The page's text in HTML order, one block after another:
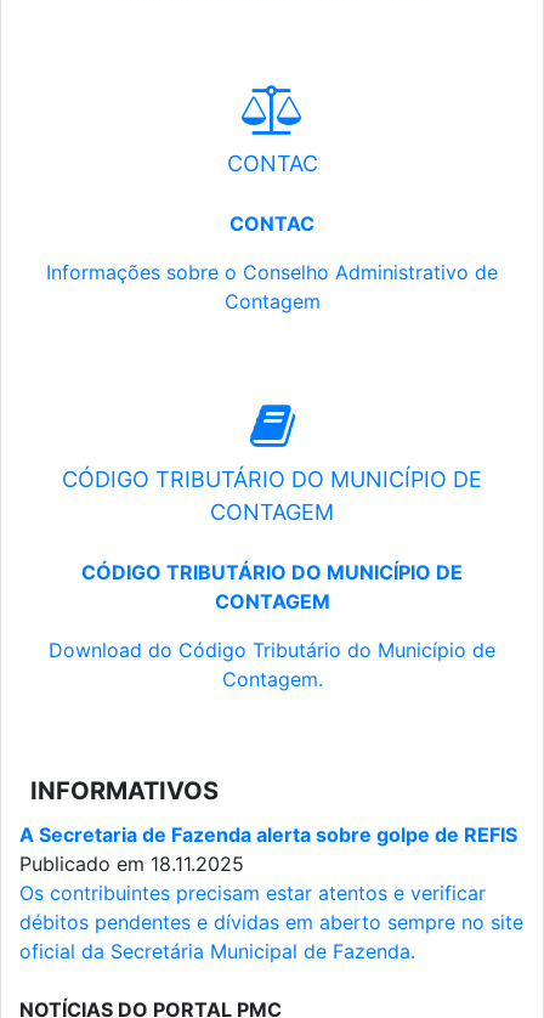
CONTAC
CONTAC
Informações sobre o Conselho Administrativo de
Contagem
CÓDIGO TRIBUTÁRIO DO MUNICÍPIO DE
CONTAGEM
CÓDIGO TRIBUTÁRIO DO MUNICÍPIO DE
CONTAGEM
Download do Código Tributário do Município de
Contagem.
INFORMATIVOS
A Secretaria de Fazenda alerta sobre golpe de REFIS
Publicado em 18.11.2025
Os contribuintes precisam estar atentos e verificar
débitos pendentes e dívidas em aberto sempre no site
oficial da Secretária Municipal de Fazenda.
NOTÍCIAS DO PORTAL PMC